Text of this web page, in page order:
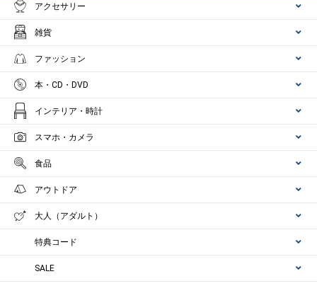
アクセサリー
雑貨
ファッション
本・CD・DVD
インテリア・時計
スマホ・カメラ
食品
アウトドア
大人（アダルト）
特典コード
SALE